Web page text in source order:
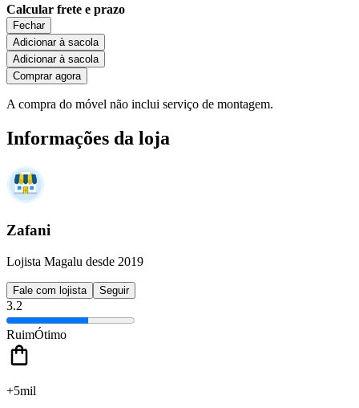
Calcular frete e prazo
Fechar
Adicionar à sacola
Adicionar à sacola
Comprar agora
A compra do móvel não inclui serviço de montagem.
Informações da loja
Zafani
Lojista Magalu desde 2019
Fale com lojista Seguir
3.2
RuimÓtimo
+5mil